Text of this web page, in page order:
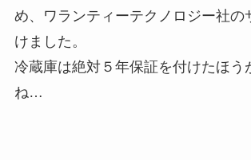
め、ワランティーテクノロジー社の
けました。
冷蔵庫は絶対５年保証を付けたほう
ね…